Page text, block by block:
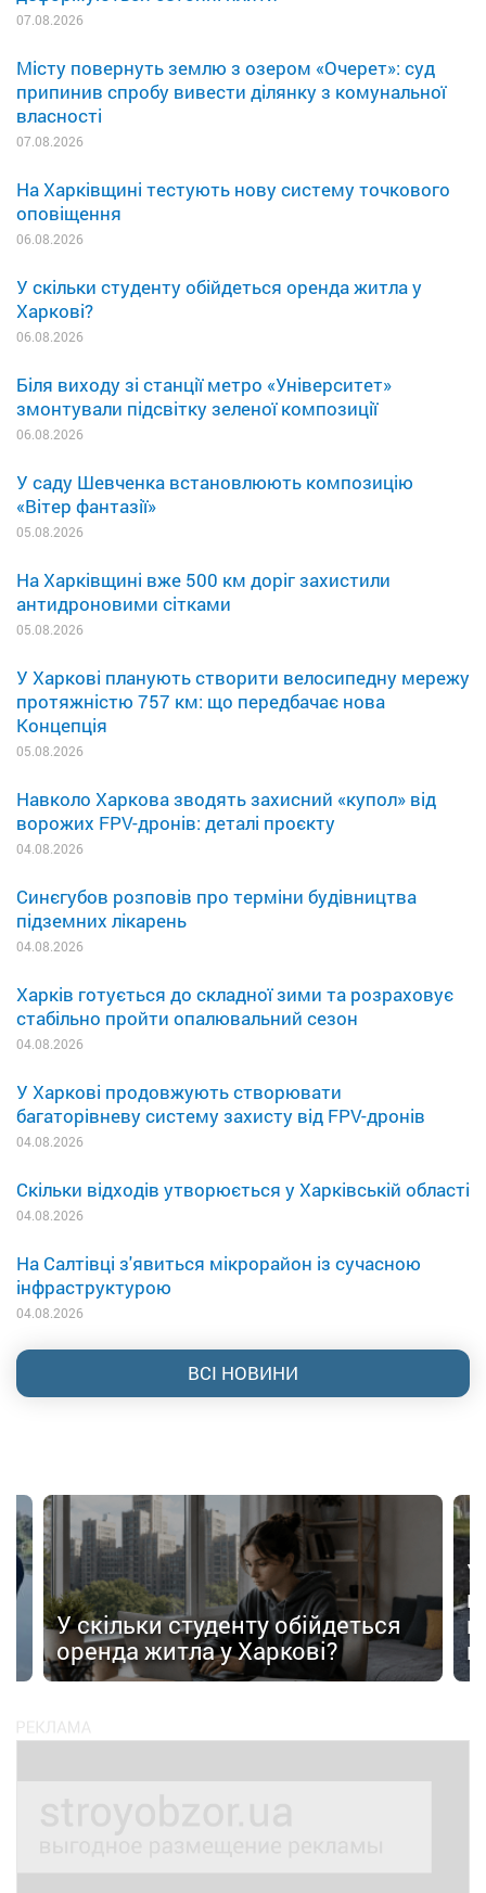
07.08.2026
Місту повернуть землю з озером «Очерет»: суд
припинив спробу вивести ділянку з комунальної
власності
07.08.2026
На Харківщині тестують нову систему точкового
оповіщення
06.08.2026
У скільки студенту обійдеться оренда житла у
Харкові?
06.08.2026
Біля виходу зі станції метро «Університет»
змонтували підсвітку зеленої композиції
06.08.2026
У саду Шевченка встановлюють композицію
«Вітер фантазії»
05.08.2026
На Харківщині вже 500 км доріг захистили
антидроновими сітками
05.08.2026
У Харкові планують створити велосипедну мережу
протяжністю 757 км: що передбачає нова
Концепція
05.08.2026
Навколо Харкова зводять захисний «купол» від
ворожих FPV-дронів: деталі проєкту
04.08.2026
Синєгубов розповів про терміни будівництва
підземних лікарень
04.08.2026
Харків готується до складної зими та розраховує
стабільно пройти опалювальний сезон
04.08.2026
У Харкові продовжують створювати
багаторівневу систему захисту від FPV-дронів
04.08.2026
Скільки відходів утворюється у Харківській області
04.08.2026
На Салтівці з'явиться мікрорайон із сучасною
інфраструктурою
04.08.2026
ВСІ НОВИНИ
У скільки студенту обійдеться
оренда житла у Харкові?